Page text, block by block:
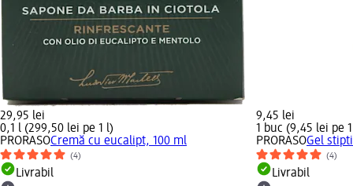
29,95 lei
0,1 l (299,50 lei pe 1 l)
PRORASOCremă cu eucalipt, 100 ml
(4)
Livrabil
9,45 lei
1 buc (9,45 lei pe
PRORASOGel
(4)
Livrabil